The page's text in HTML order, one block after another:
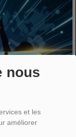
nous
et les
améliorer